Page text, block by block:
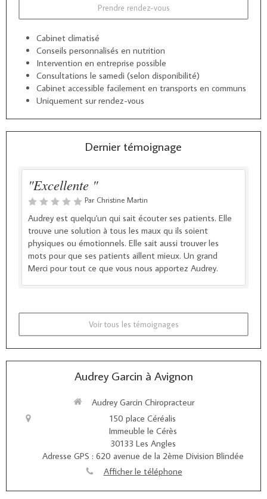
Prendre rendez-vous
Cabinet climatisé
Conseils personnalisés en nutrition
Intervention en entreprise possible
Consultations le samedi (selon disponibilité)
Cabinet accessible facilement en transports en communs
Uniquement sur rendez-vous
Dernier témoignage
"Excellente "
Par Christine Martin
Audrey est quelqu'un qui sait écouter ses patients. Elle
trouve une solution à tous les maux qu ils soient
physiques ou émotionnels. Elle sait aussi trouver les
mots pour que ses patients aillent mieux. Un grand
Merci pour tout ce que vous nous apportez Audrey.
Voir tous les témoignages
Audrey Garcin à Avignon
Audrey Garcin Chiropracteur
150 place Céréalis
Immeuble le Cérès
30133 Les Angles
Adresse GPS : 620 avenue de la 2ème Division Blindée
Afficher le téléphone